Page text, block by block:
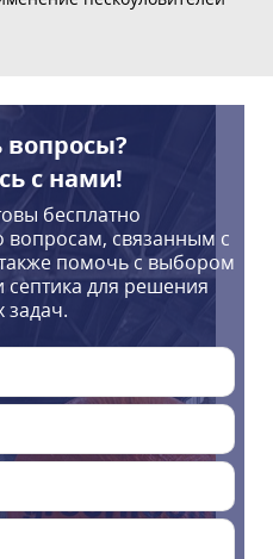
вопросы?
с нами!
бесплатно
вопросам, связанным с
помочь с выбором
для решения
задач.